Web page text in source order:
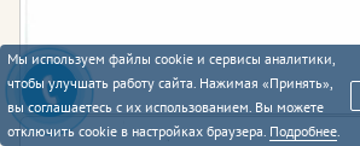
Мы используем файлы cookie и сервисы аналитики,
чтобы улучшать работу сайта. Нажимая «Принять»,
вы соглашаетесь с их использованием. Вы можете
отключить cookie в настройках браузера. Подробнее.